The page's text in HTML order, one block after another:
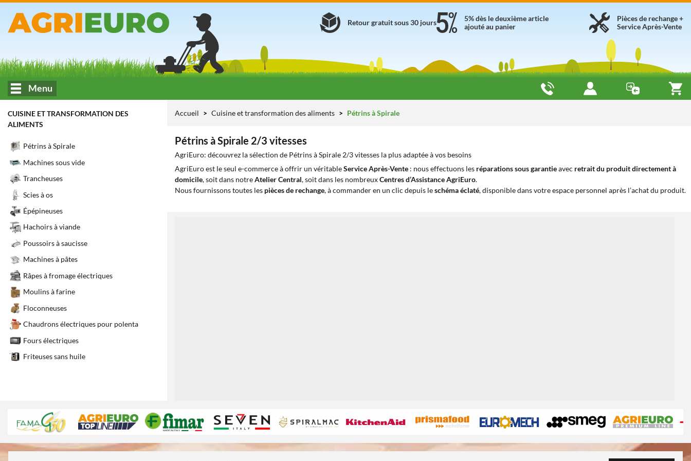
Pièces de rechange +
Service Après-Vente
5% dès le deuxième article
ajouté au panier
Retour gratuit sous 30 jours
Menu
CUISINE ET TRANSFORMATION DES
ALIMENTS
Pétrins à Spirale
Machines sous vide
Trancheuses
Scies à os
Épépineuses
Hachoirs à viande
Poussoirs à saucisse
Machines à pâtes
Râpes à fromage électriques
Moulins à farine
Floconneuses
Chaudrons électriques pour polenta
Fours électriques
Friteuses sans huile
Accueil Cuisine et transformation des aliments Pétrins à Spirale
Pétrins à Spirale 2/3 vitesses
AgriEuro: découvrez la sélection de Pétrins à Spirale 2/3 vitesses la plus adaptée à vos besoins
AgriEuro est le seul e-commerce à offrir un véritableService Après-Vente : nous effectuons les réparations sous garantieavec retrait du produit directement à
domicile, soit dans notreAtelier Central, soit dans les nombreuxCentres d’Assistance AgriEuro.
Nous fournissons toutes les pièces de rechange, à commander en un clic depuis leschéma éclaté, disponible dans votre espace personnel après l’achat du produit.